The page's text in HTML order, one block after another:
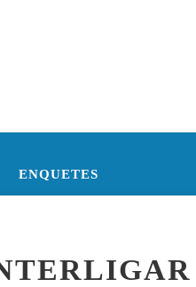
ENQUETES